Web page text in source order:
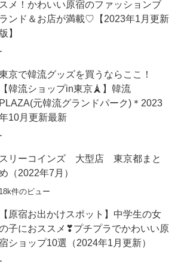
スメ！かわいい原宿のファッションブ
ランド＆お店が満載♡【2023年1月更新
版】
京で韓流グッズを買うならここ！
【韓流ショップin東京🗼】韓流
PLAZA(元韓流グランドパーク)＊2023
10月更新最新
スリーコインズ 大型店 東京都まと
（2022年7月）
18k件のビュー
【原宿お出かけスポット】中学生の女
子におススメ❣プチプラでかわいい原
ショップ10選（2024年1月更新）